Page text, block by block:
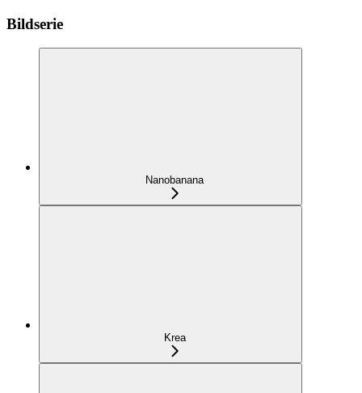
Bildserie
Nanobanana
Krea